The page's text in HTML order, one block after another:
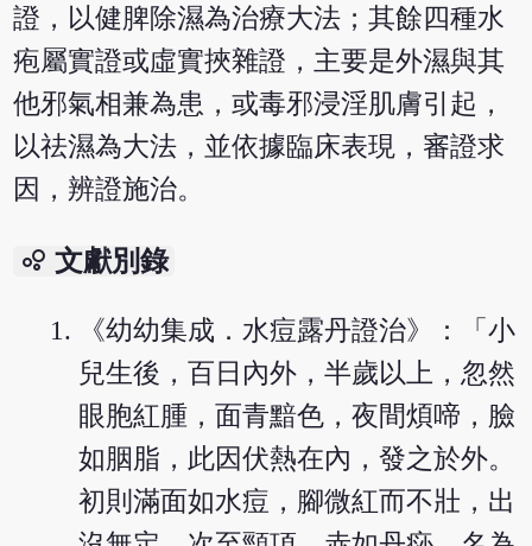
證，以健脾除濕為治療大法；其餘四種水
疱屬實證或虛實挾雜證，主要是外濕與其
他邪氣相兼為患，或毒邪浸淫肌膚引起，
以祛濕為大法，並依據臨床表現，審證求
因，辨證施治。
bubble_chart 文獻別錄
《幼幼集成．水痘露丹證治》：「小
兒生後，百日內外，半歲以上，忽然
眼胞紅腫，面青黯色，夜間煩啼，臉
如胭脂，此因伏熱在內，發之於外。
初則滿面如水痘，腳微紅而不壯，出